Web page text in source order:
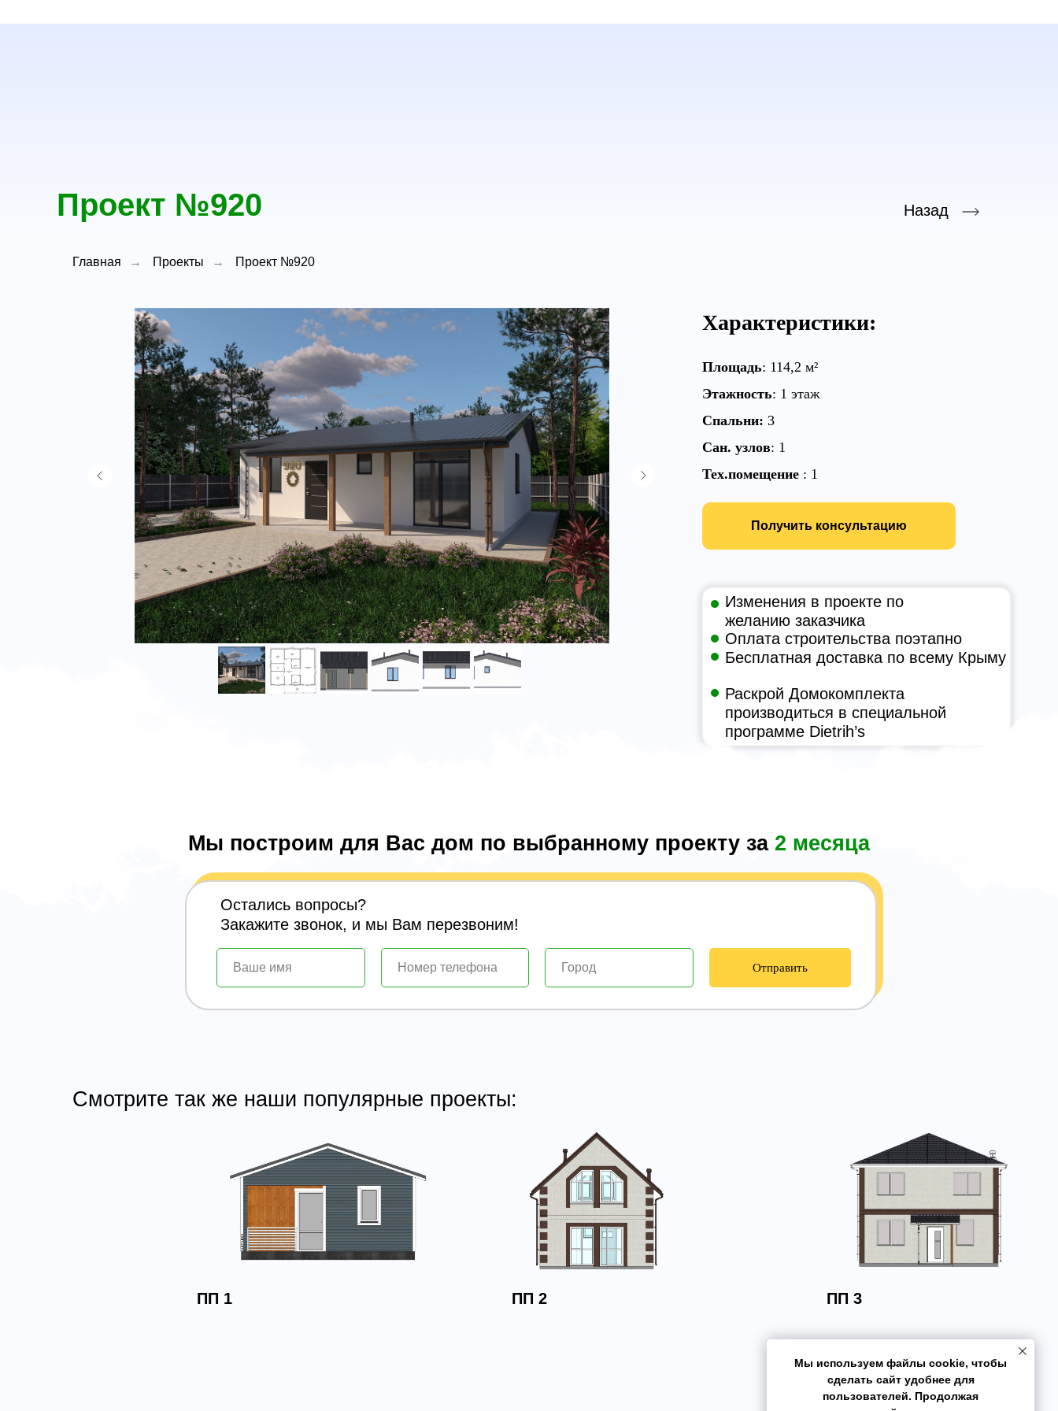
Проект №920 Назад
Главная → Проекты → Проект №920
Характеристики:
Площадь: 114,2 м²
Этажность: 1 этаж
Спальни: 3
Сан. узлов: 1
Тех.помещение : 1
Получить консультацию
Изменения в проекте по
желанию заказчика
Оплата строительства поэтапно
Бесплатная доставка по всему Крыму
Раскрой Домокомплекта
производиться в специальной
программе Dietrih’s
Отправить
Остались вопросы?
Закажите звонок, и мы Вам перезвоним!
Мы построим для Вас дом по выбранному проекту за 2 месяца
Смотрите так же наши популярные проекты:
ПП 1 ПП 2 ПП 3
Мы используем файлы cookie, чтобы
сделать сайт удобнее для
пользователей. Продолжая